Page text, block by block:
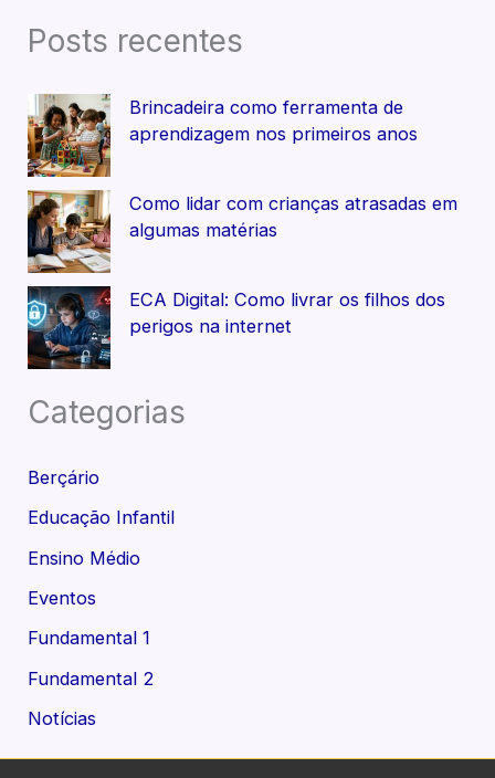
Posts recentes
Brincadeira como ferramenta de
aprendizagem nos primeiros anos
Como lidar com crianças atrasadas em
algumas matérias
ECA Digital: Como livrar os filhos dos
perigos na internet
Categorias
Berçário
Educação Infantil
Ensino Médio
Eventos
Fundamental 1
Fundamental 2
Notícias